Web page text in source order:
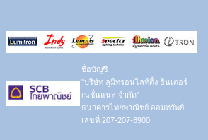
ชื่อบัญชี
"บริษัท ลูมิทรอนไลท์ติ้ง อินเตอร์
เนชั่นแนล จำกัด"
ธนาคารไทยพาณิชย์ ออมทรัพย์
เลขที่ 207-207-8900